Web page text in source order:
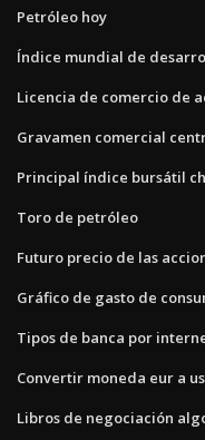
Petróleo hoy
Índice mundial de
Licencia de comercio de
Gravamen comercial
Principal índice bursátil
Toro de petróleo
Futuro precio de las
Gráfico de gasto de
Tipos de banca por
Convertir moneda eur a
Libros de negociación